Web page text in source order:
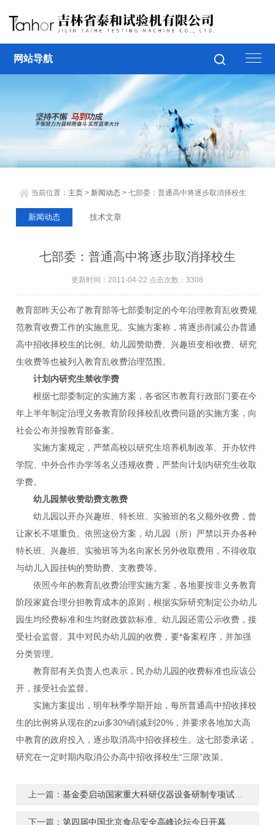
网站导航
当前位置： 主页 > 新闻动态 > 七部委：普通高中将逐步取消择校生
新闻动态 技术文章
七部委：普通高中将逐步取消择校生
更新时间：2011-04-22 点击次数：3308
教育部昨天公布了教育部等七部委制定的今年治理教育乱收费规
范教育收费工作的实施意见。实施方案称，将逐步削减公办普通
高中招收择校生的比例。幼儿园赞助费、兴趣班变相收费、研究
生收费等也被列入教育乱收费治理范围。
计划内研究生禁收学费
根据七部委制定的实施方案，各省区市教育行政部门要在今
年上半年制定治理义务教育阶段择校乱收费问题的实施方案，向
社会公布并报教育部备案。
实施方案规定，严禁高校以研究生培养机制改革、开办软件
学院、中外合作办学等名义违规收费，严禁向计划内研究生收取
学费。
幼儿园禁收赞助费支教费
幼儿园以开办兴趣班、特长班、实验班的名义额外收费，曾
让家长不堪重负。依照这份方案，幼儿园（所）严禁以开办各种
特长班、兴趣班、实验班等为名向家长另外收取费用，不得收取
与幼儿入园挂钩的赞助费、支教费等。
依照今年的教育乱收费治理实施方案，各地要按非义务教育
阶段家庭合理分担教育成本的原则，根据实际研究制定公办幼儿
园生均经费标准和生均财政拨款标准。幼儿园还需公示收费，接
受社会监督。其中对民办幼儿园的收费，要*备案程序，并加强
分类管理。
教育部有关负责人也表示，民办幼儿园的收费标准也应该公
开，接受社会监督。
实施方案提出，明年秋季学期开始，每所普通高中招收择校
生的比例将从现在的zui多30%削减到20%，并要求各地加大高
中教育的政府投入，逐步取消高中招收择校生。这七部委承诺，
研究在一定时期内取消公办高中招收择校生“三限”政策。
上一篇：基金委启动国家重大科研仪器设备研制专项试点工作
下一篇：第四届中国北京食品安全高峰论坛今日开幕